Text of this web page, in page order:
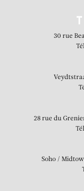
30 rue
28 rue du
Soho /